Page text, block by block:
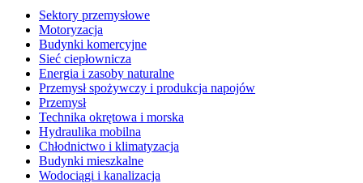
Sektory przemysłowe
Motoryzacja
Budynki komercyjne
Sieć ciepłownicza
Energia i zasoby naturalne
Przemysł spożywczy i produkcja napojów
Przemysł
Technika okrętowa i morska
Hydraulika mobilna
Chłodnictwo i klimatyzacja
Budynki mieszkalne
Wodociągi i kanalizacja